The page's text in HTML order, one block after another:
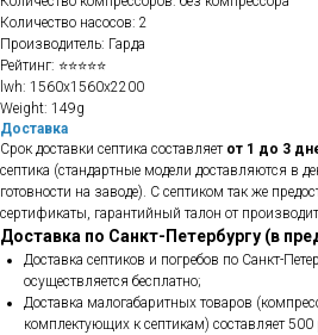
Количество насосов: 2
Производитель: Гарда
Рейтинг: ⭐⭐⭐⭐⭐
lwh: 1560x1560x2200
Weight: 149g
Доставка
Срок доставки септика составляет от 1 до 3
септика (стандартные модели доставляются в
готовности на заводе). С септиком так же
сертификаты, гарантийный талон от
Доставка по Санкт-Петербургу (в
Доставка септиков и погребов по Санкт-
осуществляется бесплатно;
Доставка малогабаритных товаров
комплектующих к септикам) составляет 500